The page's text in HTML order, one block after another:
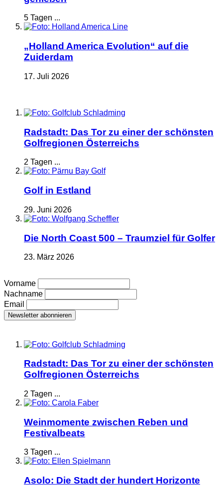
5 Tagen ...
„Holland America Evolution“ auf die
Zuiderdam
17. Juli 2026
Radstadt: Das Tor zu einer der schönsten
Golfregionen Österreichs
2 Tagen ...
Golf in Estland
29. Juni 2026
Die North Coast 500 – Traumziel für Golfer
23. März 2026
Vorname
Nachname
Email
Radstadt: Das Tor zu einer der schönsten
Golfregionen Österreichs
2 Tagen ...
Weinmomente zwischen Reben und
Festivalbeats
3 Tagen ...
Asolo: Die Stadt der hundert Horizonte